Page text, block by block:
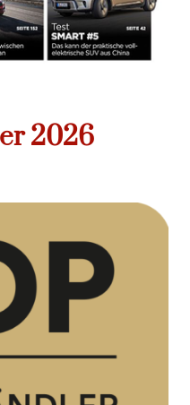
2026